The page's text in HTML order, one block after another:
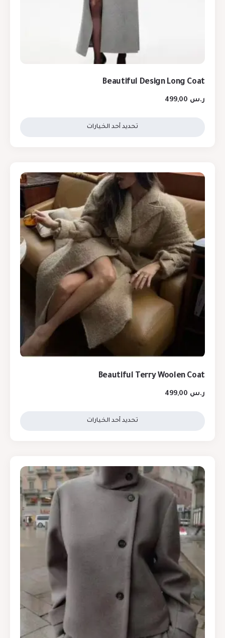
Beautiful Design Long Coat
ر.س
تحديد أحد الخيارات
Beautiful Terry Woolen Coat
ر.س
تحديد أحد الخيارات